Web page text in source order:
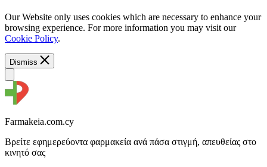
Our Website only uses cookies which are necessary to enhance your
browsing experience. For more information you may visit our
Cookie Policy.
Dismiss
Farmakeia.com.cy
Βρείτε εφημερεύοντα φαρμακεία ανά πάσα στιγμή, απευθείας στο
κινητό σας